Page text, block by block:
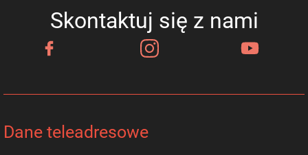
Skontaktuj się z nami
Dane teleadresowe